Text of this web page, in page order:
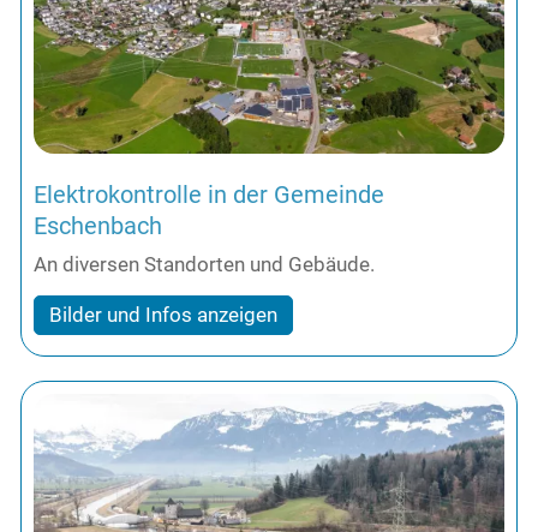
Elektrokontrolle in der Gemeinde
Eschenbach
An diversen Standorten und Gebäude.
Bilder und Infos anzeigen